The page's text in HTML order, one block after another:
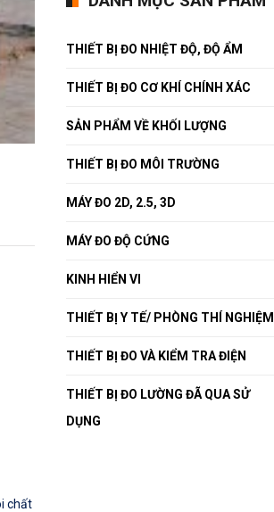
chất
THIẾT BỊ ĐO NHIỆT ĐỘ, ĐỘ ẨM
THIẾT BỊ ĐO CƠ KHÍ CHÍNH XÁC
SẢN PHẨM VỀ KHỐI LƯỢNG
THIẾT BỊ ĐO MÔI TRƯỜNG
MÁY ĐO 2D, 2.5, 3D
MÁY ĐO ĐỘ CỨNG
KINH HIỂN VI
THIẾT BỊ Y TẾ/ PHÒNG THÍ NGHIỆM
THIẾT BỊ ĐO VÀ KIỂM TRA ĐIỆN
THIẾT BỊ ĐO LƯỜNG ĐÃ QUA SỬ
DỤNG